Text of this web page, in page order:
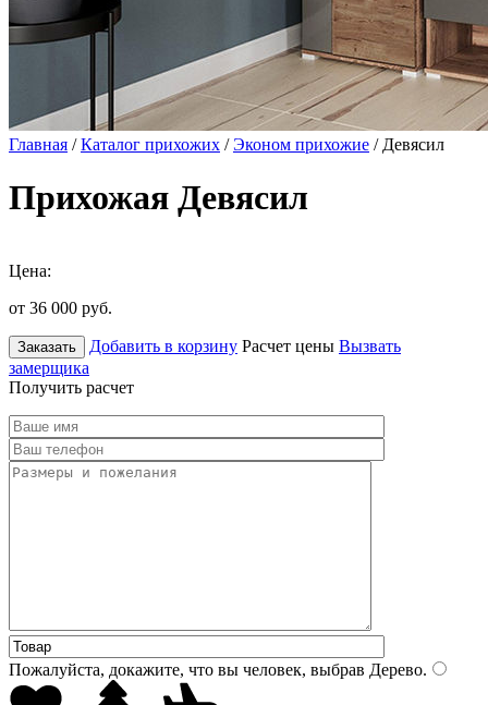
Главная /Каталог прихожих /Эконом прихожие / Девясил
Прихожая Девясил
Цена:
от 36 000 руб.
Заказать Добавить в корзину Расчет цены Вызвать
замерщика
Получить расчет
Пожалуйста, докажите, что вы человек, выбрав Дерево.